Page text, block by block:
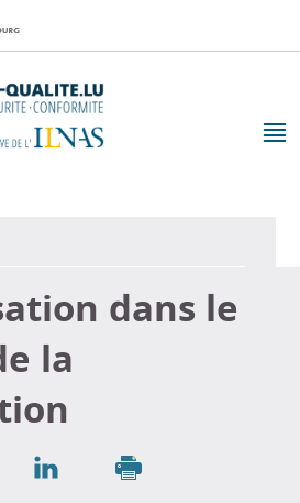
dans le
la
Partager